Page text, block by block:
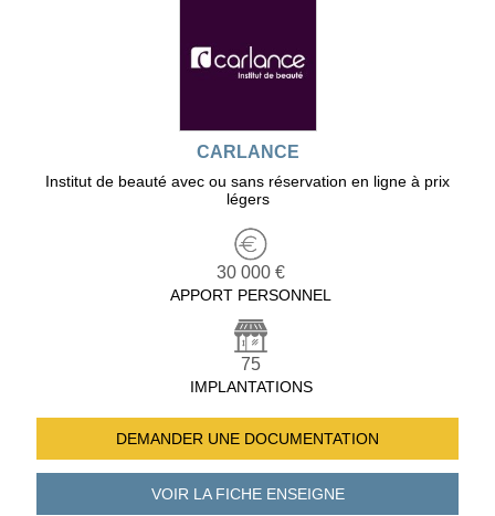
CARLANCE
Institut de beauté avec ou sans réservation en ligne à prix
légers
30 000 €
APPORT PERSONNEL
75
IMPLANTATIONS
DEMANDER UNE DOCUMENTATION
VOIR LA FICHEENSEIGNE